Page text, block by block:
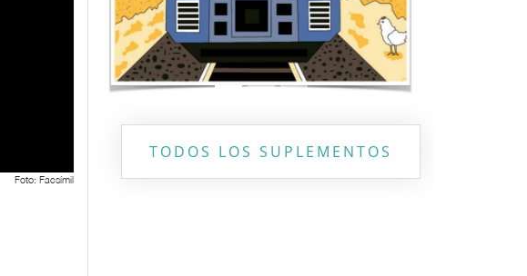
Foto: Facsímil